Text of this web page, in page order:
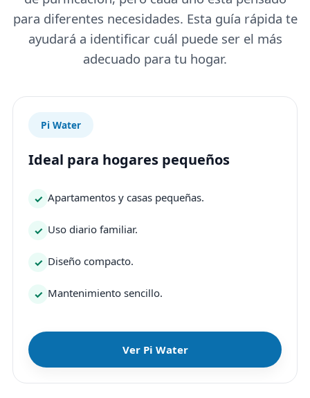
para diferentes necesidades. Esta guía rápida te
ayudará a identificar cuál puede ser el más
adecuado para tu hogar.
Pi Water
Ideal para hogares pequeños
Apartamentos y casas pequeñas.
Uso diario familiar.
Diseño compacto.
Mantenimiento sencillo.
Ver Pi Water